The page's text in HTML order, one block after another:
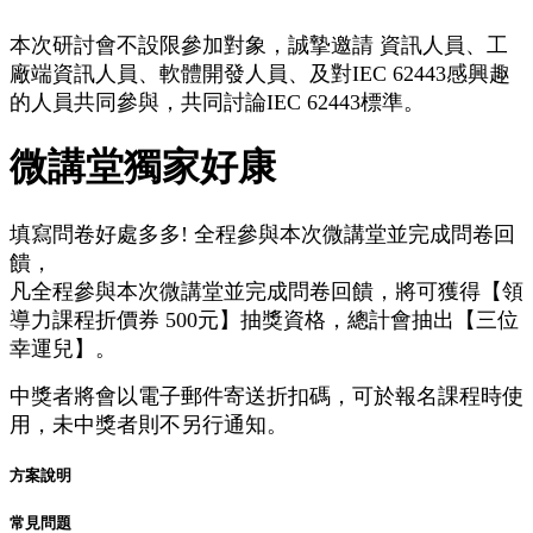
本次研討會不設限參加對象，誠摯邀請 資訊人員、工
廠端資訊人員、軟體開發人員、及對IEC 62443感興趣
的人員共同參與，共同討論IEC 62443標準。
微講堂獨家好康
填寫問卷好處多多! 全程參與本次微講堂並完成問卷回
饋，
凡全程參與本次微講堂並完成問卷回饋，將可獲得【領
導力課程折價券 500元】抽獎資格，總計會抽出【三位
幸運兒】。
中獎者將會以電子郵件寄送折扣碼，可於報名課程時使
用，未中獎者則不另行通知。
方案說明
常見問題